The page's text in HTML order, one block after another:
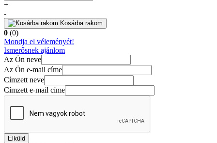
+
-
Kosárba rakom
0 (0)
Mondja el véleményét!
Ismerősnek ajánlom
Az Ön neve
Az Ön e-mail címe
Címzett neve
Címzett e-mail címe
Elküld